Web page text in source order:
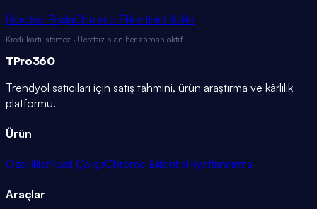
Ücretsiz BaşlaChrome Eklentisini Yükle
Kredi kartı istemez · Ücretsiz plan her zaman aktif
TPro360
Trendyol satıcıları için satış tahmini, ürün araştırma ve kârlılık
platformu.
Ürün
ÖzelliklerNasıl ÇalışırChrome EklentisiFiyatlandırma
Araçlar